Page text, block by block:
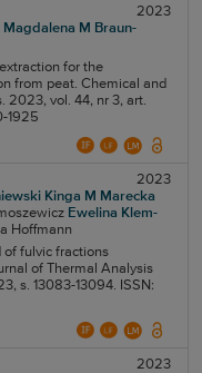
2023
Magdalena M Braun-
for the
from peat. Chemical and
2023, vol. 44, nr 3, art.
1925
2023
Kinga M Marecka
Ewelina Klem-
Hoffmann
of fulvic fractions
of Thermal Analysis
s. 13083-13094. ISSN:
2023